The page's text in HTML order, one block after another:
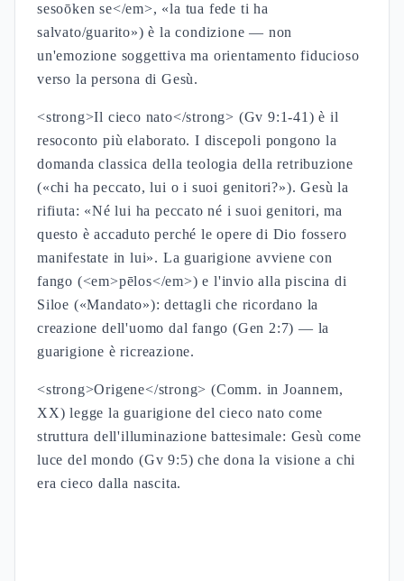
sesoōken se</em>, «la tua fede ti ha
salvato/guarito») è la condizione — non
un'emozione soggettiva ma orientamento fiducioso
verso la persona di Gesù.
<strong>Il cieco nato</strong> (Gv 9:1-41) è il
resoconto più elaborato. I discepoli pongono la
domanda classica della teologia della retribuzione
(«chi ha peccato, lui o i suoi genitori?»). Gesù la
rifiuta: «Né lui ha peccato né i suoi genitori, ma
questo è accaduto perché le opere di Dio fossero
manifestate in lui». La guarigione avviene con
fango (<em>pēlos</em>) e l'invio alla piscina di
Siloe («Mandato»): dettagli che ricordano la
creazione dell'uomo dal fango (Gen 2:7) — la
guarigione è ricreazione.
<strong>Origene</strong> (Comm. in Joannem,
XX) legge la guarigione del cieco nato come
struttura dell'illuminazione battesimale: Gesù come
luce del mondo (Gv 9:5) che dona la visione a chi
era cieco dalla nascita.